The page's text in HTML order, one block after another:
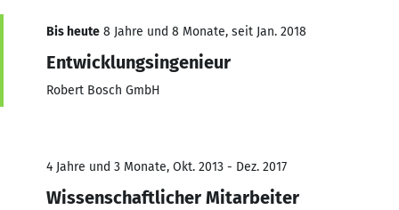
Bis heute 8 Jahre und 8 Monate, seit Jan. 2018
Entwicklungsingenieur
Robert Bosch GmbH
4 Jahre und 3 Monate, Okt. 2013 - Dez. 2017
Wissenschaftlicher Mitarbeiter